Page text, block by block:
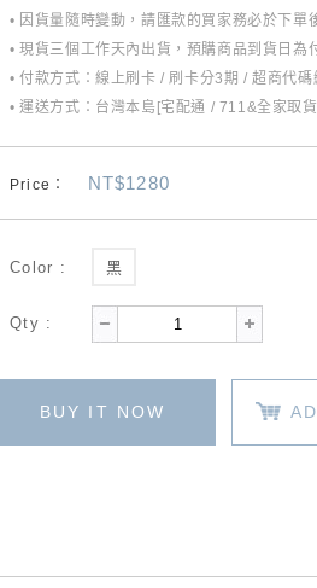
• 因貨量隨時變動，請匯款的買家務必於下
• 現貨三個工作天內出貨，預購商品到貨日
• 付款方式：線上刷卡 / 刷卡分3期 / 超商代碼
• 運送方式：台灣本島[宅配通 / 711&全家取
Price： NT$1280
Color : 黑
Qty :
BUY IT NOW